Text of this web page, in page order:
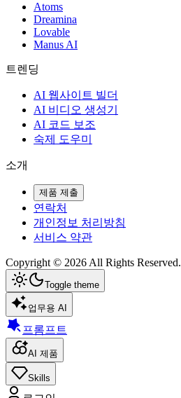
Atoms
Dreamina
Lovable
Manus AI
트렌딩
AI 웹사이트 빌더
AI 비디오 생성기
AI 코드 보조
숙제 도우미
소개
제품 제출
연락처
개인정보 처리방침
서비스 약관
Copyright © 2026All Rights Reserved.
Toggle theme
업무용 AI
프롬프트
AI 제품
Skills